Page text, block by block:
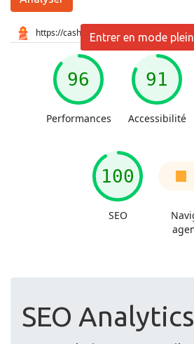
Entrer en mode
SEO Analytics